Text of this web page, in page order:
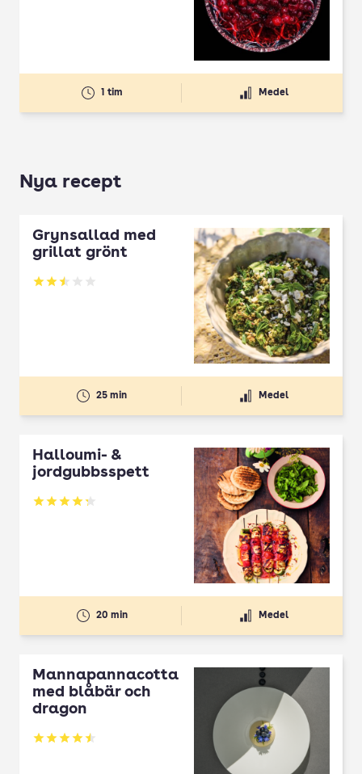
1 tim Medel
Nya recept
Grynsallad med
grillat grönt
Betyg: 2.5 av 5
25 min Medel
Halloumi- &
jordgubbsspett
Betyg: 4.3 av 5
20 min Medel
Mannapannacotta
med blåbär och
dragon
Betyg: 4.5 av 5